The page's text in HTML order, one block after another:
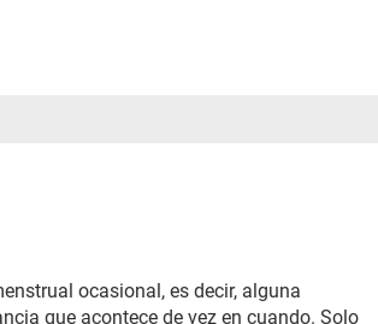
ocasional, es decir, alguna
que acontece de vez en cuando. Solo